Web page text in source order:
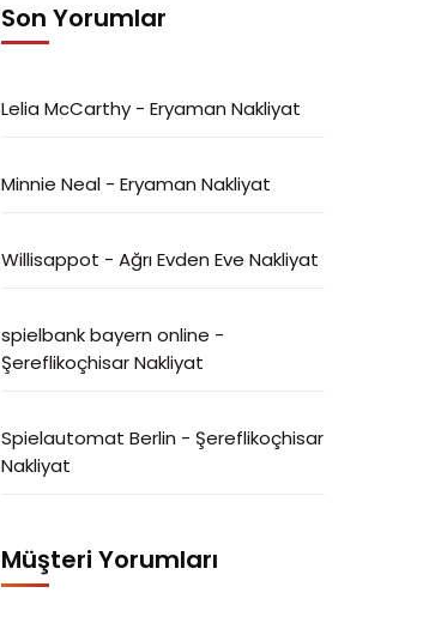
Son Yorumlar
Lelia McCarthy - Eryaman Nakliyat
Minnie Neal - Eryaman Nakliyat
Willisappot - Ağrı Evden Eve Nakliyat
spielbank bayern online -
Şereflikoçhisar Nakliyat
Spielautomat Berlin - Şereflikoçhisar
Nakliyat
Müşteri Yorumları